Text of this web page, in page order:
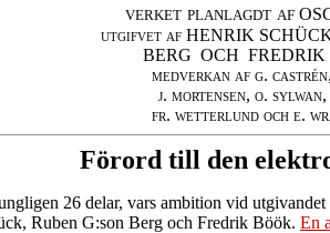
verket planlagdt af
utgifvet af HENRIK
BERG OCH FREDRIK
medverkan af g.
j. mortensen, o.
fr. wetterlund och e.
Förord till den
26 delar, vars ambition vid
Ruben G:son Berg och Fredrik Böök. En